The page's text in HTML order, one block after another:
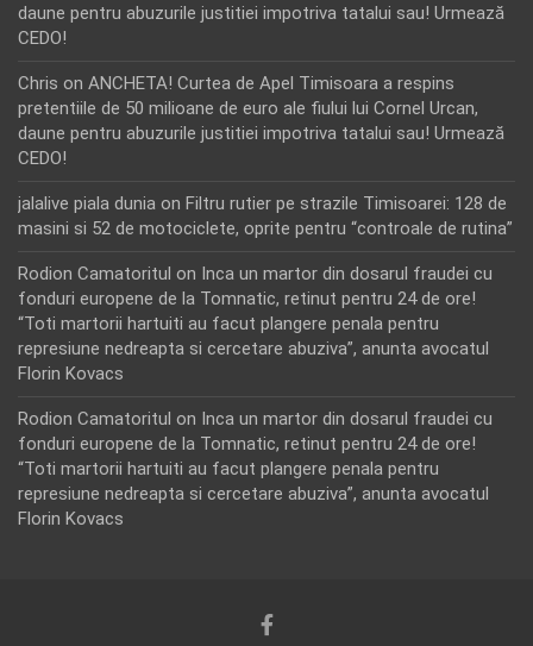
daune pentru abuzurile justitiei impotriva tatalui sau! Urmează
CEDO!
Chris on ANCHETA! Curtea de Apel Timisoara a respins
pretentiile de 50 milioane de euro ale fiului lui Cornel Urcan,
daune pentru abuzurile justitiei impotriva tatalui sau! Urmează
CEDO!
jalalive piala dunia on Filtru rutier pe strazile Timisoarei: 128 de
masini si 52 de motociclete, oprite pentru “controale de rutina”
Rodion Camatoritul on Inca un martor din dosarul fraudei cu
fonduri europene de la Tomnatic, retinut pentru 24 de ore!
“Toti martorii hartuiti au facut plangere penala pentru
represiune nedreapta si cercetare abuziva”, anunta avocatul
Florin Kovacs
Rodion Camatoritul on Inca un martor din dosarul fraudei cu
fonduri europene de la Tomnatic, retinut pentru 24 de ore!
“Toti martorii hartuiti au facut plangere penala pentru
represiune nedreapta si cercetare abuziva”, anunta avocatul
Florin Kovacs